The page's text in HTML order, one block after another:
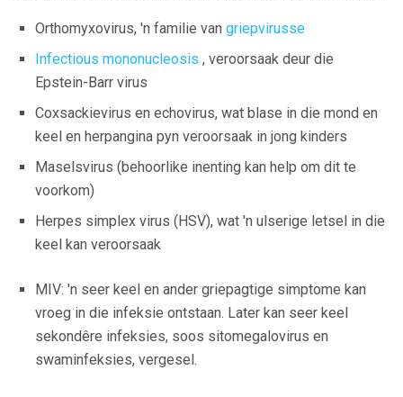
Orthomyxovirus, 'n familie van griepvirusse
Infectious mononucleosis , veroorsaak deur die
Epstein-Barr virus
Coxsackievirus en echovirus, wat blase in die mond en
keel en herpangina pyn veroorsaak in jong kinders
Maselsvirus (behoorlike inenting kan help om dit te
voorkom)
Herpes simplex virus (HSV), wat 'n ulserige letsel in die
keel kan veroorsaak
MIV: 'n seer keel en ander griepagtige simptome kan
vroeg in die infeksie ontstaan. Later kan seer keel
sekondêre infeksies, soos sitomegalovirus en
swaminfeksies, vergesel.